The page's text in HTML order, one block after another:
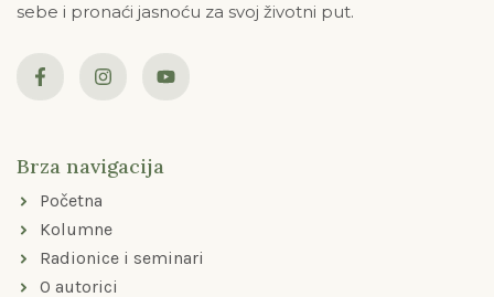
sebe i pronaći jasnoću za svoj životni put.
a
o
k
-
f
n
g
r
o
Brza navigacija
Početna
Kolumne
Radionice i seminari
O autorici